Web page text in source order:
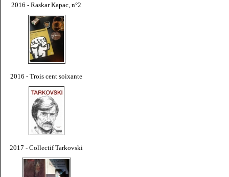
2016 - Raskar Kapac, n°2
2016 - Trois cent soixante
2017 - Collectif Tarkovski